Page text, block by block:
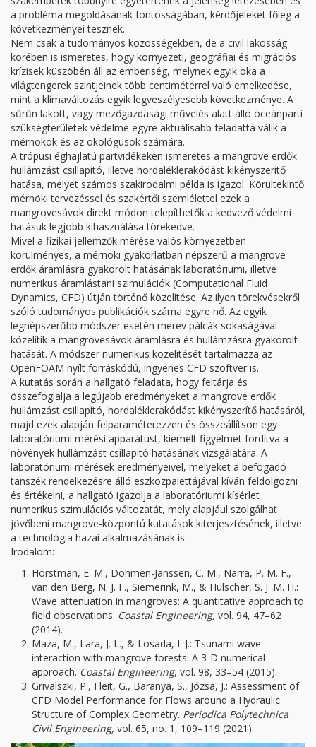
a probléma megoldásának fontosságában, kérdőjeleket főleg a
következményei tesznek.
Nem csak a tudományos közösségekben, de a civil lakosság
körében is ismeretes, hogy környezeti, geográfiai és migrációs
krízisek küszöbén áll az emberiség, melynek egyik oka a
világtengerek szintjeinek több centiméterrel való emelkedése,
mint a klímaváltozás egyik legveszélyesebb következménye. A
sűrűn lakott, vagy mezőgazdasági művelés alatt álló óceánparti
szükségterületek védelme egyre aktuálisabb feladattá válik a
mérnökök és az ökológusok számára.
A trópusi éghajlatú partvidékeken ismeretes a mangrove erdők
hullámzást csillapító, illetve hordaléklerakódást kikényszerítő
hatása, melyet számos szakirodalmi példa is igazol. Körültekintő
mérnöki tervezéssel és szakértői szemlélettel ezek a
mangrovesávok direkt módon telepíthetők a kedvező védelmi
hatásuk legjobb kihasználása törekedve.
Mivel a fizikai jellemzők mérése valós környezetben
körülményes, a mérnöki gyakorlatban népszerű a mangrove
erdők áramlásra gyakorolt hatásának laboratóriumi, illetve
numerikus áramlástani szimulációk (Computational Fluid
Dynamics, CFD) útján történő közelítése. Az ilyen törekvésekről
szóló tudományos publikációk száma egyre nő. Az egyik
legnépszerűbb módszer esetén merev pálcák sokaságával
közelítik a mangrovesávok áramlásra és hullámzásra gyakorolt
hatását. A módszer numerikus közelítését tartalmazza az
OpenFOAM nyílt forráskódú, ingyenes CFD szoftver is.
A kutatás során a hallgató feladata, hogy feltárja és
összefoglalja a legújabb eredményeket a mangrove erdők
hullámzást csillapító, hordaléklerakódást kikényszerítő hatásáról,
majd ezek alapján felparaméterezzen és összeállítson egy
laboratóriumi mérési apparátust, kiemelt figyelmet fordítva a
növények hullámzást csillapító hatásának vizsgálatára. A
laboratóriumi mérések eredményeivel, melyeket a befogadó
tanszék rendelkezésre álló eszközpalettájával kíván feldolgozni
és értékelni, a hallgató igazolja a laboratóriumi kísérlet
numerikus szimulációs változatát, mely alapjául szolgálhat
jövőbeni mangrove-központú kutatások kiterjesztésének, illetve
a technológia hazai alkalmazásának is.
Irodalom:
Horstman, E. M., Dohmen-Janssen, C. M., Narra, P. M. F.,
van den Berg, N. J. F., Siemerink, M., & Hulscher, S. J. M. H.:
Wave attenuation in mangroves: A quantitative approach to
field observations. Coastal Engineering, vol. 94, 47–62
(2014).
Maza, M., Lara, J. L., & Losada, I. J.: Tsunami wave
interaction with mangrove forests: A 3-D numerical
approach. Coastal Engineering, vol. 98, 33–54 (2015).
Grivalszki, P., Fleit, G., Baranya, S., Józsa, J.: Assessment of
CFD Model Performance for Flows around a Hydraulic
Structure of Complex Geometry. Periodica Polytechnica
Civil Engineering, vol. 65, no. 1, 109–119 (2021).